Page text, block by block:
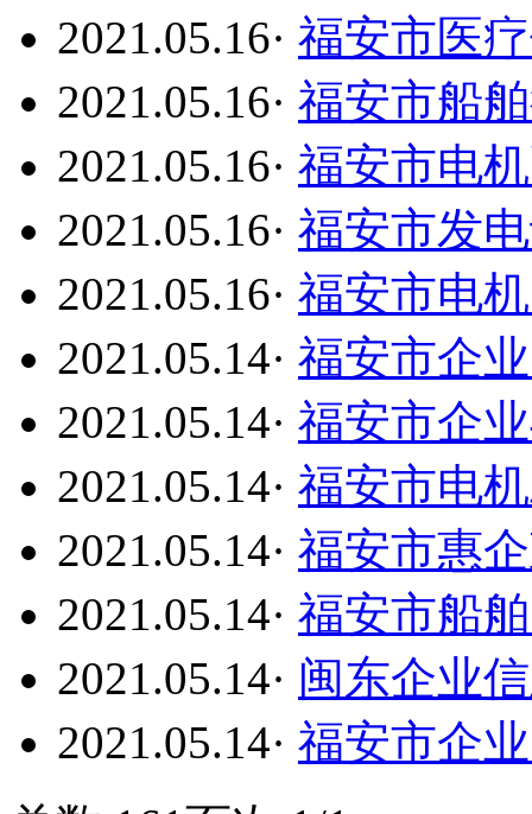
2021.05.16· 福安市医
2021.05.16· 福安市船
2021.05.16· 福安市电
2021.05.16· 福安市发
2021.05.16· 福安市电
2021.05.14· 福安市企
2021.05.14· 福安市企
2021.05.14· 福安市电
2021.05.14· 福安市惠
2021.05.14· 福安市船
2021.05.14· 闽东企业
2021.05.14· 福安市企